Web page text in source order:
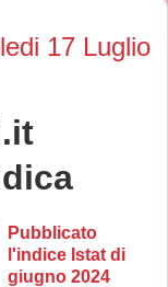
17 Luglio
Pubblicato
l'indice Istat di
giugno 2024